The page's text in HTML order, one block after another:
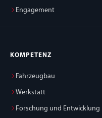
Engagement
KOMPETENZ
Fahrzeugbau
Werkstatt
Forschung und Entwicklung